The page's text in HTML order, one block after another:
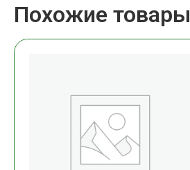
Похожие товары